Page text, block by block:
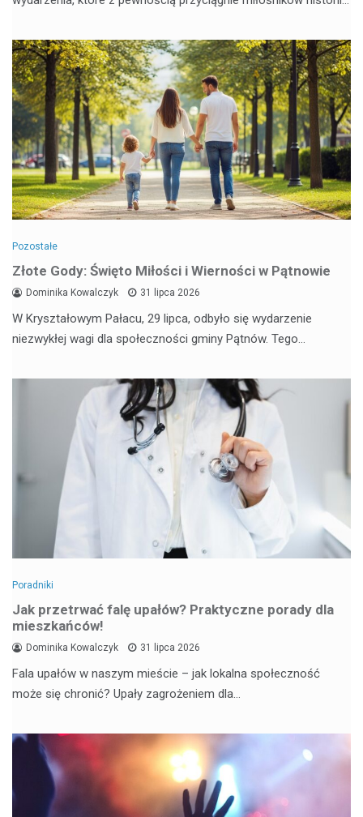
Pozostałe
Złote Gody: Święto Miłości i Wierności w Pątnowie
Dominika Kowalczyk 31 lipca 2026
W Kryształowym Pałacu, 29 lipca, odbyło się wydarzenie
niezwykłej wagi dla społeczności gminy Pątnów. Tego…
Poradniki
Jak przetrwać falę upałów? Praktyczne porady dla
mieszkańców!
Dominika Kowalczyk 31 lipca 2026
Fala upałów w naszym mieście – jak lokalna społeczność
może się chronić? Upały zagrożeniem dla…